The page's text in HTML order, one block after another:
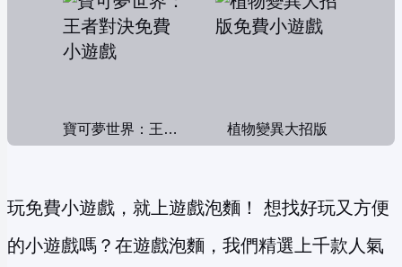
寶可夢世界：王者對決 植物變異大招版
玩免費小遊戲，就上遊戲泡麵！ 想找好玩又方便
的小遊戲嗎？在遊戲泡麵，我們精選上千款人氣